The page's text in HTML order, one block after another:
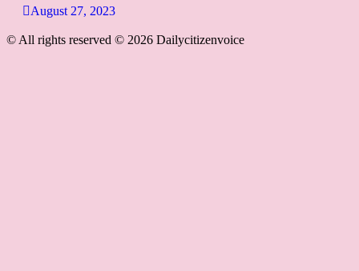
August 27, 2023
© All rights reserved © 2026 Dailycitizenvoice